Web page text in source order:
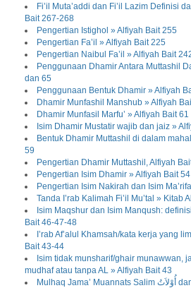
Fi’il Muta’addi dan Fi’il Lazim Definisi
Bait 267-268
Pengertian Istighol » Alfiyah Bait 255
Pengertian Fa’il » Alfiyah Bait 225
Pengertian Naibul Fa’il » Alfiyah Bait
Penggunaan Dhamir Antara Muttashil
dan 65
Penggunaan Bentuk Dhamir » Alfiyah
Dhamir Munfashil Manshub » Alfiyah
Dhamir Munfasil Marfu’ » Alfiyah Bait 61
Isim Dhamir Mustatir wajib dan jaiz »
Bentuk Dhamir Muttashil di dalam
59
Pengertian Dhamir Muttashil, Alfiyah
Pengertian Isim Dhamir » Alfiyah Bait 54
Pengertian Isim Nakirah dan Isim
Tanda I’rab Kalimah Fi’il Mu’tal » Kitab
Isim Maqshur dan Isim Manqush:
Bait 46-47-48
I’rab Af’alul Khamsah/kata kerja yang
Bait 43-44
Isim tidak munsharif/ghair munawwan,
mudhaf atau tanpa AL » Alfiyah Bait 43
Mulhaq Jama’ Muannats Salim أُوْلاَتُ dan أَذْرِعَاتٍ » Penjabaran Alfiyah